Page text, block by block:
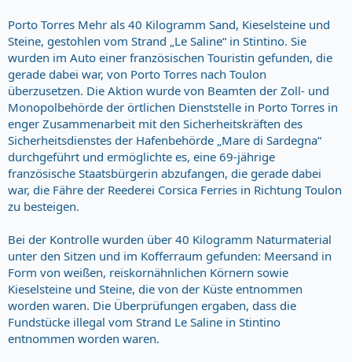
Porto Torres Mehr als 40 Kilogramm Sand, Kieselsteine und
Steine, gestohlen vom Strand „Le Saline“ in Stintino. Sie
wurden im Auto einer französischen Touristin gefunden, die
gerade dabei war, von Porto Torres nach Toulon
überzusetzen. Die Aktion wurde von Beamten der Zoll- und
Monopolbehörde der örtlichen Dienststelle in Porto Torres in
enger Zusammenarbeit mit den Sicherheitskräften des
Sicherheitsdienstes der Hafenbehörde „Mare di Sardegna“
durchgeführt und ermöglichte es, eine 69-jährige
französische Staatsbürgerin abzufangen, die gerade dabei
war, die Fähre der Reederei Corsica Ferries in Richtung Toulon
zu besteigen.
Bei der Kontrolle wurden über 40 Kilogramm Naturmaterial
unter den Sitzen und im Kofferraum gefunden: Meersand in
Form von weißen, reiskornähnlichen Körnern sowie
Kieselsteine und Steine, die von der Küste entnommen
worden waren. Die Überprüfungen ergaben, dass die
Fundstücke illegal vom Strand Le Saline in Stintino
entnommen worden waren.